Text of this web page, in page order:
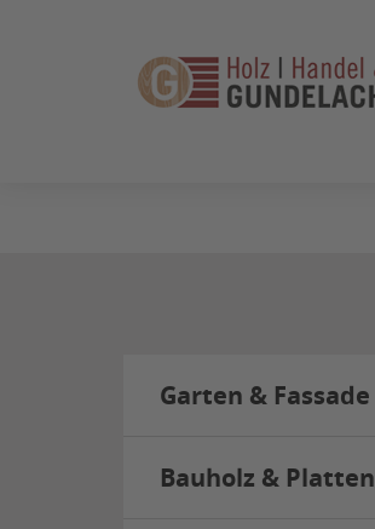
Garten & Fassade
Bauholz & Platten